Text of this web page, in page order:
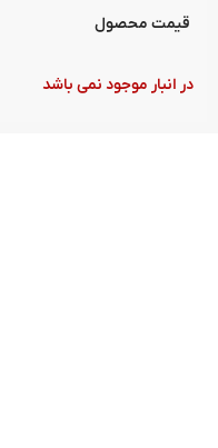
قیمت محصول
در انبار موجود نمی باشد